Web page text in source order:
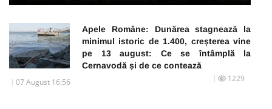
Apele Române: Dunărea stagnează la
minimul istoric de 1.400, creșterea vine
pe 13 august: Ce se întâmplă la
Cernavodă și de ce contează
07 August 16:56 1229